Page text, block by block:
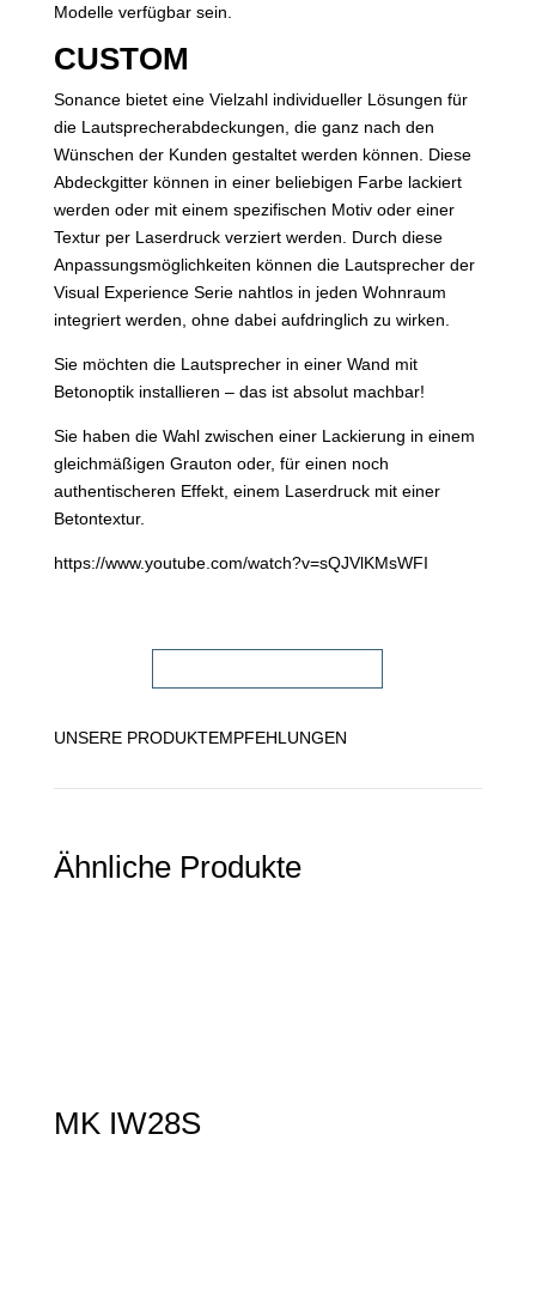
Modelle verfügbar sein.
CUSTOM
Sonance bietet eine Vielzahl individueller Lösungen für
die Lautsprecherabdeckungen, die ganz nach den
Wünschen der Kunden gestaltet werden können. Diese
Abdeckgitter können in einer beliebigen Farbe lackiert
werden oder mit einem spezifischen Motiv oder einer
Textur per Laserdruck verziert werden. Durch diese
Anpassungsmöglichkeiten können die Lautsprecher der
Visual Experience Serie nahtlos in jeden Wohnraum
integriert werden, ohne dabei aufdringlich zu wirken.
Sie möchten die Lautsprecher in einer Wand mit
Betonoptik installieren – das ist absolut machbar!
Sie haben die Wahl zwischen einer Lackierung in einem
gleichmäßigen Grauton oder, für einen noch
authentischeren Effekt, einem Laserdruck mit einer
Betontextur.
https://www.youtube.com/watch?v=sQJVlKMsWFI
UNSERE PRODUKTEMPFEHLUNGEN
Ähnliche Produkte
MK IW28S